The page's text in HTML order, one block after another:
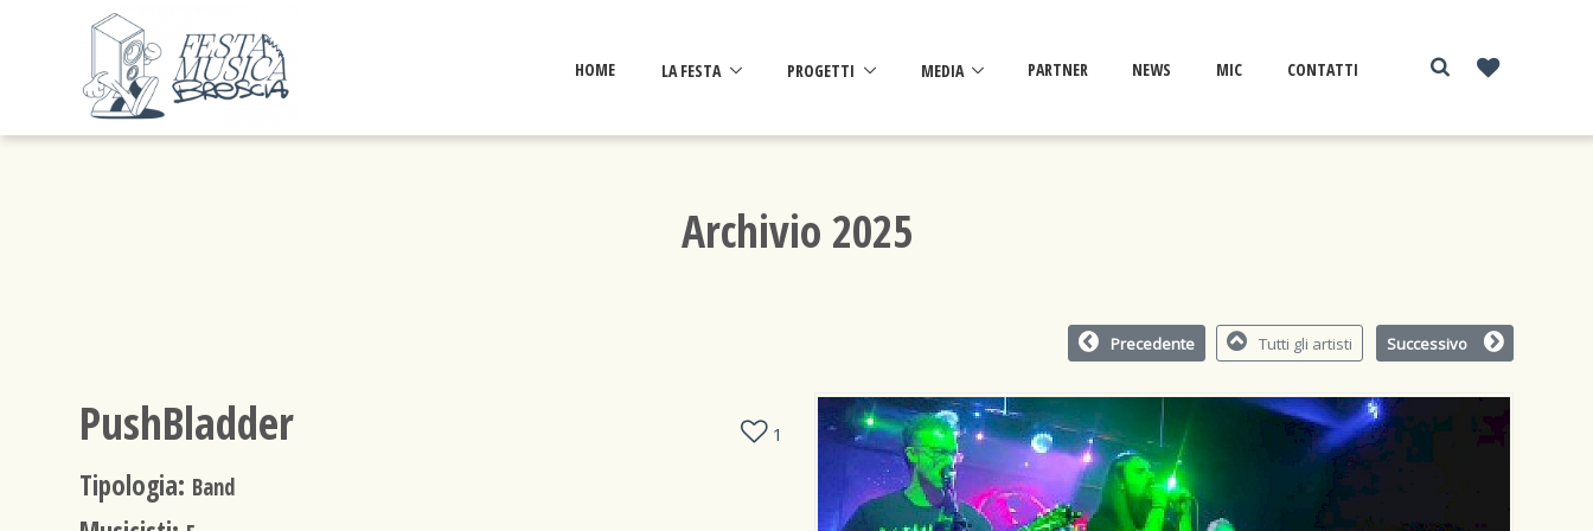
HOME LA FESTA PROGETTI MEDIA PARTNER NEWS MIC CONTATTI
Archivio 2025
Precedente Tutti gli artisti Successivo
PushBladder 1
Tipologia: Band